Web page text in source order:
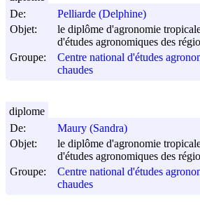
De:
Pelliarde (Delphine)
Objet:
le diplôme d'agronomie
d'études agronomiques des
Groupe:
Centre national d'études
chaudes
De:
Maury (Sandra)
Objet:
le diplôme d'agronomie
d'études agronomiques des
Groupe:
Centre national d'études
chaudes
diplome